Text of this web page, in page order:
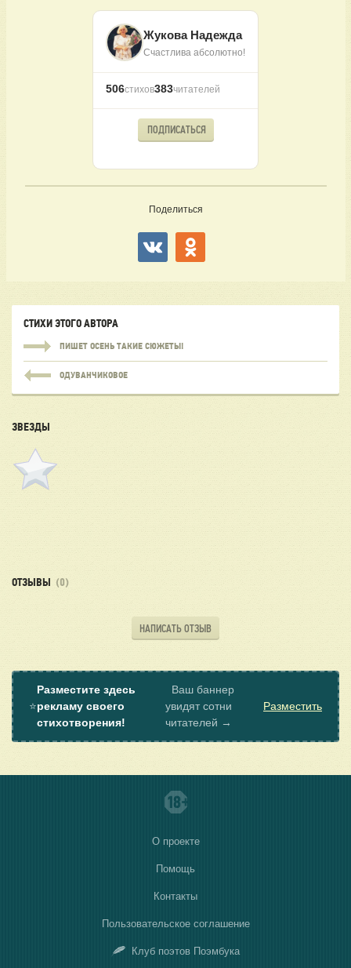
Жукова Надежда
Счастлива абсолютно!
506стихов383читателей
ПОДПИСАТЬСЯ
Поделиться
СТИХИ ЭТОГО АВТОРА
ПИШЕТ ОСЕНЬ ТАКИЕ СЮЖЕТЫ!
ОДУВАНЧИКОВОЕ
ЗВЕЗДЫ
ОТЗЫВЫ (0)
НАПИСАТЬ ОТЗЫВ
⭐
Разместите здесь
рекламу своего
стихотворения!
Ваш баннер
увидят сотни
читателей →
Разместить
О проекте
Помощь
Контакты
Пользовательское соглашение
Клуб поэтов Поэмбука